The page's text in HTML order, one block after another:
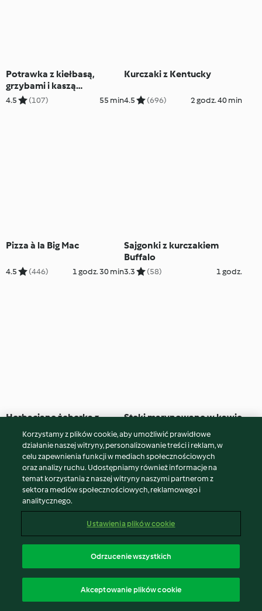
Potrawka z kiełbasą,
grzybami i kaszą
jęczmienną
4.5 (107) 55 min
Kurczaki z Kentucky
4.5 (696) 2 godz. 40 min
Pizza à la Big Mac
4.5 (446) 1 godz. 30 min
Sajgonki z kurczakiem
Buffalo
3.3 (58) 1 godz.
Herbaciane żeberka z
warzywami, ryżem i sosem
(16) 7 godz. 40 min
Steki marynowane w kawie
i sałatka z dressingiem
owocowym
3.9 (20) 4 godz. 30 min
Pikantny kurczak z komosą
ryżową i sałatką
Zapiekanka makaronowa z
chorizo
Korzystamy z plików cookie, aby umożliwić prawidłowe
działanie naszej witryny, personalizowanie treści i reklam, w
celu zapewnienia funkcji w mediach społecznościowych
oraz analizy ruchu. Udostępniamy również informacje na
temat korzystania z naszej witryny naszymi partnerom z
sektora mediów społecznościowych, reklamowego i
analitycznego.
Ustawienia plików cookie
Odrzucenie wszystkich
Akceptowanie plików cookie